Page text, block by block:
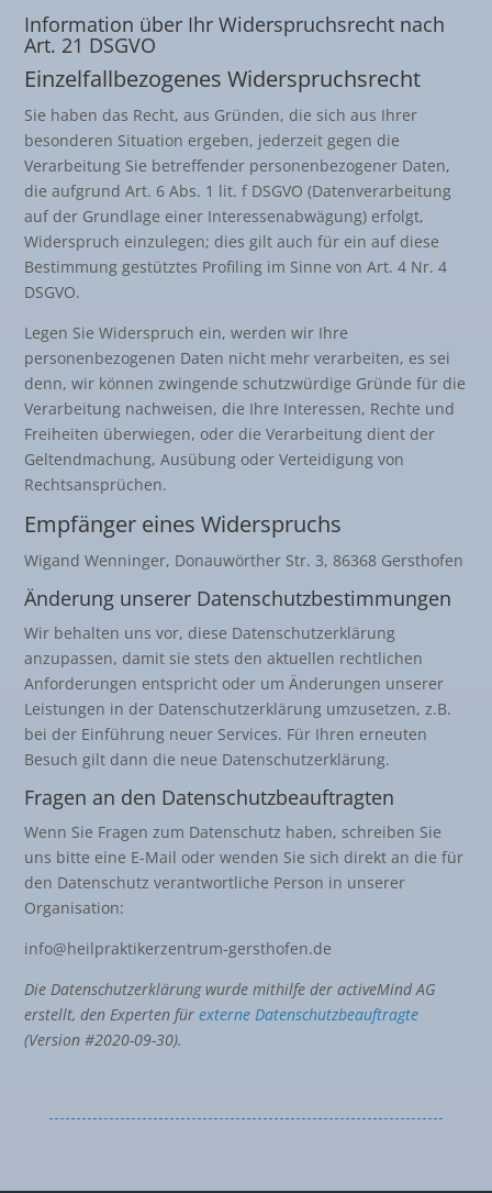
Information über Ihr Widerspruchsrecht nach
Art. 21 DSGVO
Einzelfallbezogenes Widerspruchsrecht
Sie haben das Recht, aus Gründen, die sich aus Ihrer
besonderen Situation ergeben, jederzeit gegen die
Verarbeitung Sie betreffender personenbezogener Daten,
die aufgrund Art. 6 Abs. 1 lit. f DSGVO (Datenverarbeitung
auf der Grundlage einer Interessenabwägung) erfolgt,
Widerspruch einzulegen; dies gilt auch für ein auf diese
Bestimmung gestütztes Profiling im Sinne von Art. 4 Nr. 4
DSGVO.
Legen Sie Widerspruch ein, werden wir Ihre
personenbezogenen Daten nicht mehr verarbeiten, es sei
denn, wir können zwingende schutzwürdige Gründe für die
Verarbeitung nachweisen, die Ihre Interessen, Rechte und
Freiheiten überwiegen, oder die Verarbeitung dient der
Geltendmachung, Ausübung oder Verteidigung von
Rechtsansprüchen.
Empfänger eines Widerspruchs
Wigand Wenninger, Donauwörther Str. 3, 86368 Gersthofen
Änderung unserer Datenschutzbestimmungen
Wir behalten uns vor, diese Datenschutzerklärung
anzupassen, damit sie stets den aktuellen rechtlichen
Anforderungen entspricht oder um Änderungen unserer
Leistungen in der Datenschutzerklärung umzusetzen, z.B.
bei der Einführung neuer Services. Für Ihren erneuten
Besuch gilt dann die neue Datenschutzerklärung.
Fragen an den Datenschutzbeauftragten
Wenn Sie Fragen zum Datenschutz haben, schreiben Sie
uns bitte eine E-Mail oder wenden Sie sich direkt an die für
den Datenschutz verantwortliche Person in unserer
Organisation:
info@heilpraktikerzentrum-gersthofen.de
Die Datenschutzerklärung wurde mithilfe der activeMind AG
erstellt, den Experten fürexterne Datenschutzbeauftragte
(Version #2020-09-30).